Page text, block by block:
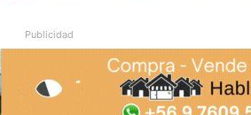
Publicidad